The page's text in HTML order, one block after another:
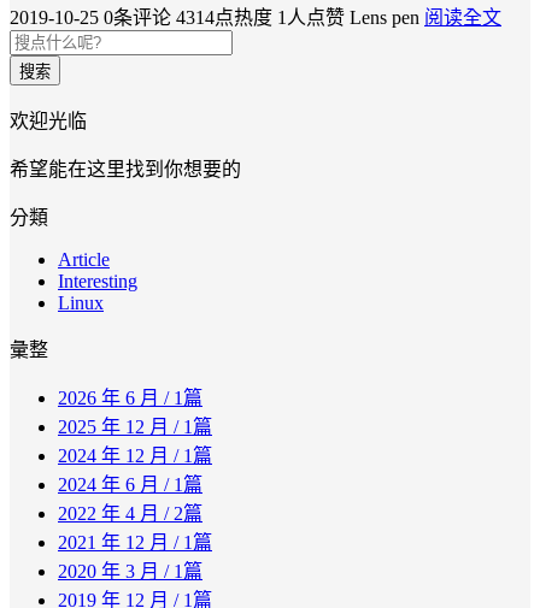
2019-10-25 0条评论 4314点热度 1人点赞 Lens pen 阅读全文
搜索
欢迎光临
希望能在这里找到你想要的
分類
Article
Interesting
Linux
彙整
2026 年 6 月 / 1篇
2025 年 12 月 / 1篇
2024 年 12 月 / 1篇
2024 年 6 月 / 1篇
2022 年 4 月 / 2篇
2021 年 12 月 / 1篇
2020 年 3 月 / 1篇
2019 年 12 月 / 1篇